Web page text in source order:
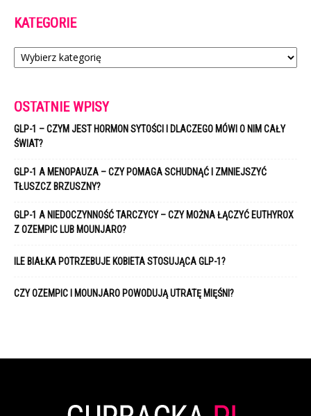
KATEGORIE
Kategorie
OSTATNIE WPISY
GLP-1 – CZYM JEST HORMON SYTOŚCI I DLACZEGO MÓWI O NIM CAŁY
ŚWIAT?
GLP-1 A MENOPAUZA – CZY POMAGA SCHUDNĄĆ I ZMNIEJSZYĆ
TŁUSZCZ BRZUSZNY?
GLP-1 A NIEDOCZYNNOŚĆ TARCZYCY – CZY MOŻNA ŁĄCZYĆ EUTHYROX
Z OZEMPIC LUB MOUNJARO?
ILE BIAŁKA POTRZEBUJE KOBIETA STOSUJĄCA GLP-1?
CZY OZEMPIC I MOUNJARO POWODUJĄ UTRATĘ MIĘŚNI?